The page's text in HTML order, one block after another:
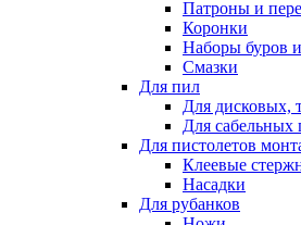
Патроны и
Коронки
Наборы буров
Смазки
Для пил
Для дисковых,
Для сабельных
Для пистолетов
Клеевые
Насадки
Для рубанков